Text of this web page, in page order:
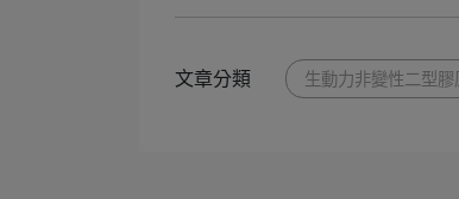
文章分類 生動力非變性二型膠